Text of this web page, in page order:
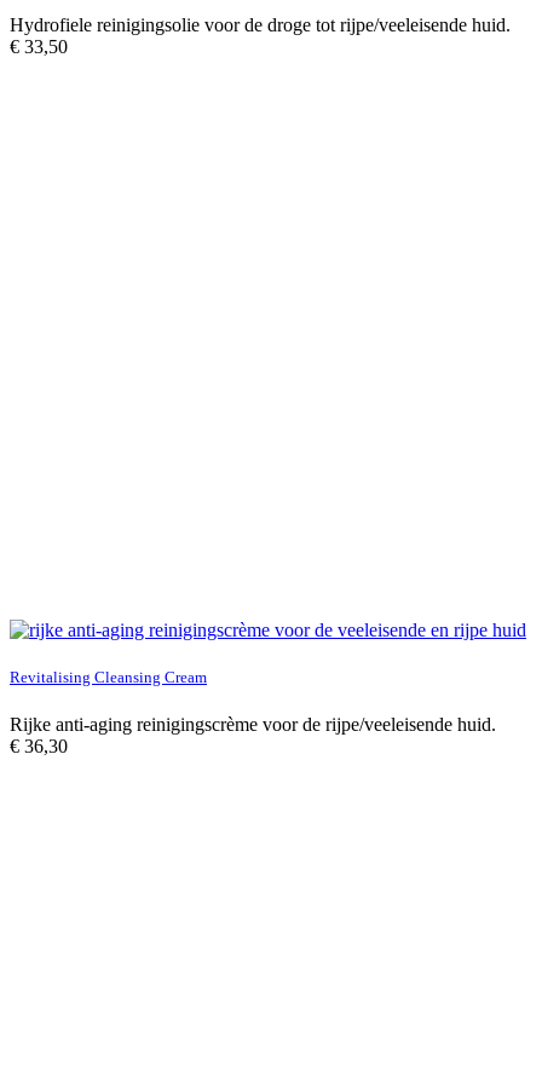
Hydrofiele reinigingsolie voor de droge tot rijpe/veeleisende huid.
€ 33,50
Revitalising Cleansing Cream
Rijke anti-aging reinigingscrème voor de rijpe/veeleisende huid.
€ 36,30